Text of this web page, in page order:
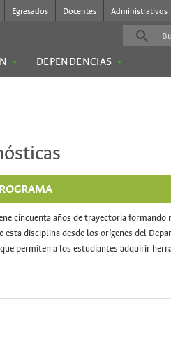
Egresados Docentes Administrativos
DEPENDENCIAS
cincuenta años de trayectoria formando
disciplina desde los orígenes del
permiten a los estudiantes adquirir